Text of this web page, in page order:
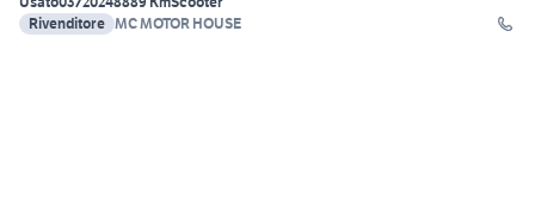
Rivenditore MC MOTOR HOUSE